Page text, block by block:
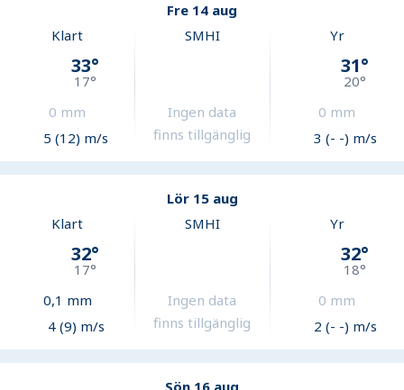
Fre 14 aug
Klart
33°
17°
0 mm
5 (12) m/s
SMHI
Ingen data
finns tillgänglig
Yr
31°
20°
0 mm
3 (- -) m/s
Lör 15 aug
Klart
32°
17°
0,1 mm
4 (9) m/s
SMHI
Ingen data
finns tillgänglig
Yr
32°
18°
0 mm
2 (- -) m/s